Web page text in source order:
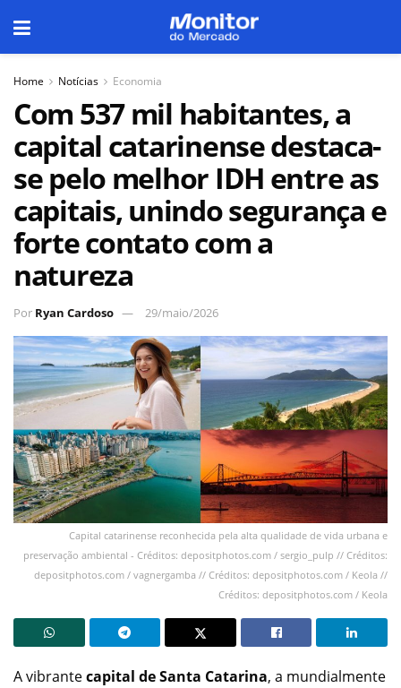
Home Notícias Economia
Com 537 mil habitantes, a
capital catarinense destaca-
se pelo melhor IDH entre as
capitais, unindo segurança e
forte contato com a
natureza
Por Ryan Cardoso 29/maio/2026
Capital catarinense reconhecida pela alta qualidade de vida urbana e
preservação ambiental - Créditos: depositphotos.com / sergio_pulp // Créditos:
depositphotos.com / vagnergamba // Créditos: depositphotos.com / Keola //
Créditos: depositphotos.com / Keola
A vibrantecapital de Santa Catarina, a mundialmente